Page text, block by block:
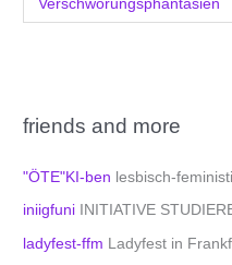
friends and more
"ÖTE"KI-ben lesbisch-
iniigfuni INITIATIVE
ladyfest-ffm Ladyfest in